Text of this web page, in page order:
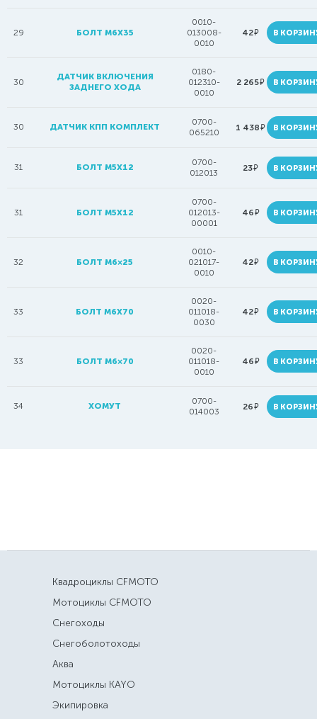
29 БОЛТ M6X35
0010-
013008-
0010
42руб. В
30
ДАТЧИК ВКЛЮЧЕНИЯ
ЗАДНЕГО ХОДА
0180-
012310-
0010
2 265руб. В
30 ДАТЧИК КПП КОМПЛЕКТ
0700-
065210
1 438руб. В
31 БОЛТ M5X12
0700-
012013
23руб. В
31 БОЛТ M5X12
0700-
012013-
00001
46руб. В
32 БОЛТ M6×25
0010-
021017-
0010
42руб. В
33 БОЛТ М6Х70
0020-
011018-
0030
42руб. В
33 БОЛТ М6×70
0020-
011018-
0010
46руб. В
34 ХОМУТ
0700-
014003
26руб. В
Квадроциклы CFMOTO
Мотоциклы CFMOTO
Снегоходы
Снегоболотоходы
Аква
Мотоциклы KAYO
Экипировка